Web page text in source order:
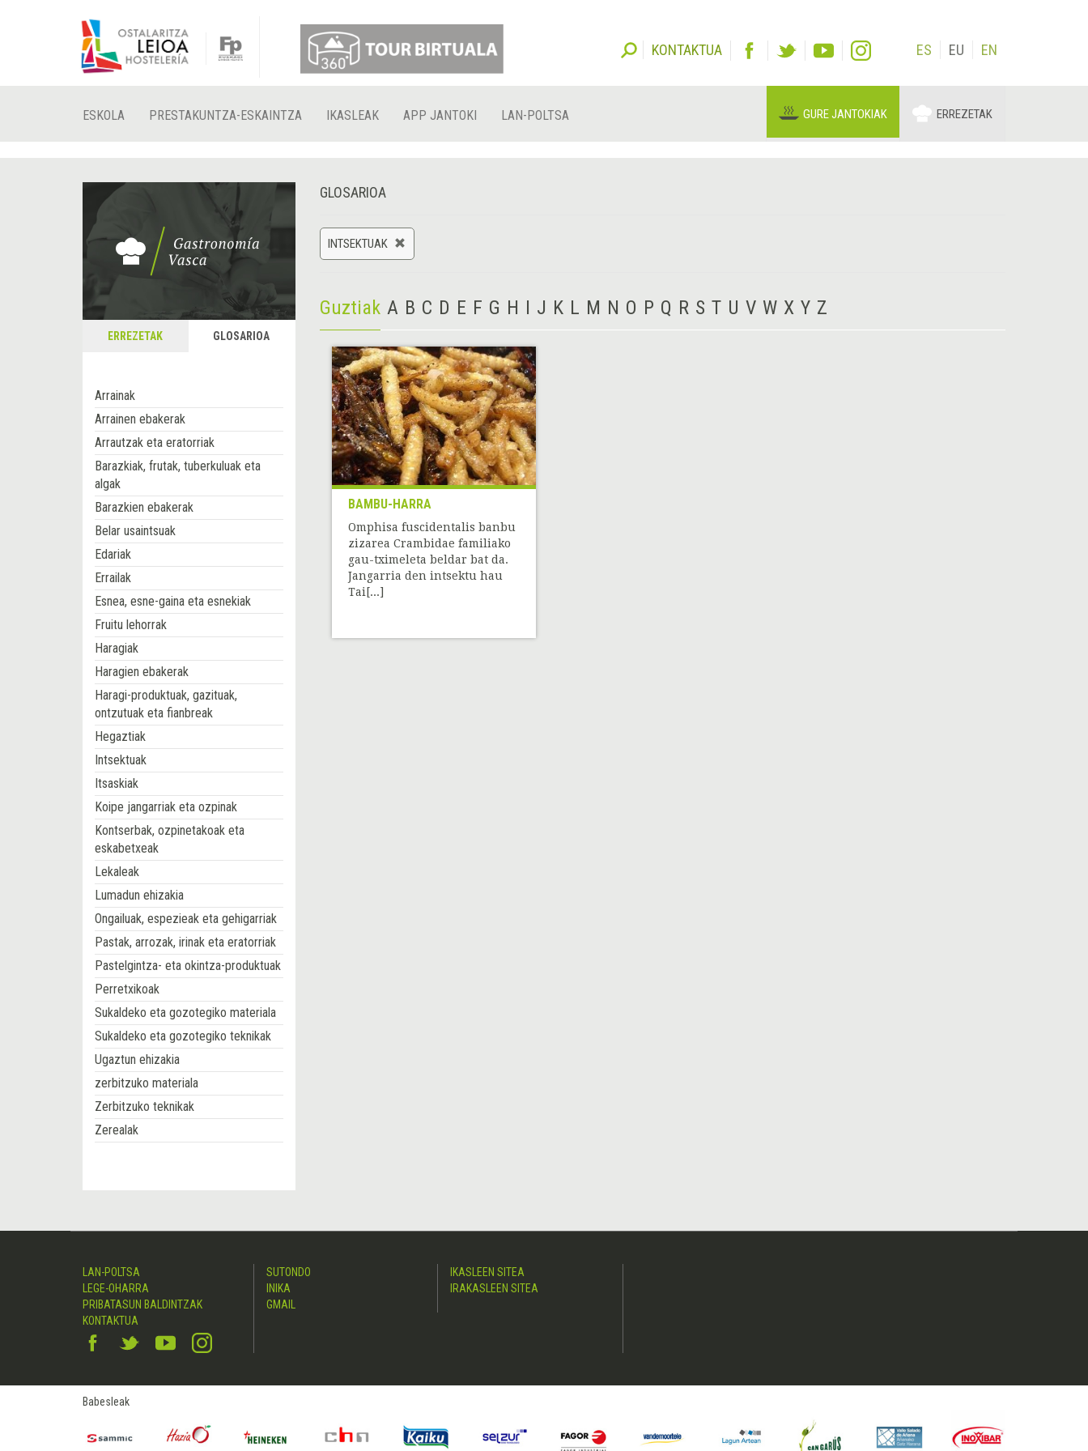
KONTAKTUA ES EU EN
ESKOLA PRESTAKUNTZA-ESKAINTZA IKASLEAK APP JANTOKI LAN-POLTSA GURE JANTOKIAK ERREZETAK
ERREZETAK GLOSARIOA
Arrainak
Arrainen ebakerak
Arrautzak eta eratorriak
Barazkiak, frutak, tuberkuluak eta
algak
Barazkien ebakerak
Belar usaintsuak
Edariak
Errailak
Esnea, esne-gaina eta esnekiak
Fruitu lehorrak
Haragiak
Haragien ebakerak
Haragi-produktuak, gazituak,
ontzutuak eta fianbreak
Hegaztiak
Intsektuak
Itsaskiak
Koipe jangarriak eta ozpinak
Kontserbak, ozpinetakoak eta
eskabetxeak
Lekaleak
Lumadun ehizakia
Ongailuak, espezieak eta gehigarriak
Pastak, arrozak, irinak eta eratorriak
Pastelgintza- eta okintza-produktuak
Perretxikoak
Sukaldeko eta gozotegiko materiala
Sukaldeko eta gozotegiko teknikak
Ugaztun ehizakia
zerbitzuko materiala
Zerbitzuko teknikak
Zerealak
GLOSARIOA
INTSEKTUAK
Guztiak A B C D E F G H I J K L M N O P Q R S T U V W X Y Z
BAMBU-HARRA
Omphisa fuscidentalis banbu
zizarea Crambidae familiako
gau-tximeleta beldar bat da.
Jangarria den intsektu hau
Tai[...]
LAN-POLTSA
LEGE-OHARRA
PRIBATASUN BALDINTZAK
KONTAKTUA
SUTONDO
INIKA
GMAIL
IKASLEEN SITEA
IRAKASLEEN SITEA
Babesleak